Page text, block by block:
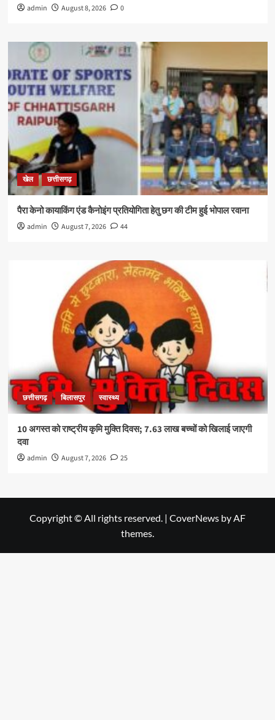
admin August 8, 2026 0
खेल छत्तीसगढ़
पैरा केनो कायाकिंग एंड कैनोइंग प्रतियोगिता हेतु छग की टीम हुई भोपाल रवाना
admin August 7, 2026 44
छत्तीसगढ़ बिलासपुर स्वास्थ्य
10 अगस्त को राष्ट्रीय कृमि मुक्ति दिवस; 7.63 लाख बच्चों को खिलाई जाएगी
दवा
admin August 7, 2026 25
Copyright © All rights reserved. | CoverNews by AF
themes.